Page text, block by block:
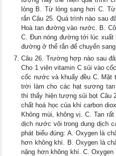
lỏng B. Từ lỏng sang hơi C.
rắn Câu 25. Quá trình nào sau
Hoà tan đường vào nước. B.
C. Đun nóng đường tới lúc xuất
đường ở thể rắn để chuyển
Câu 26. Trường hợp nào sau
Cho 1 viên vitamin C sủi vào
cốc nước và khuấy đều C. Mặt
trời làm cho các hạt sương
thì thấy hiện tượng sủi bọt Câu
chất hoá học của khí carbon
Không mùi, không vị. C. Tan
dịch nước vôi trong dung dịch
phát biểu đúng: A. Oxygen là
hơn không khí. B. Oxygen là
nặng hơn không khí. C.